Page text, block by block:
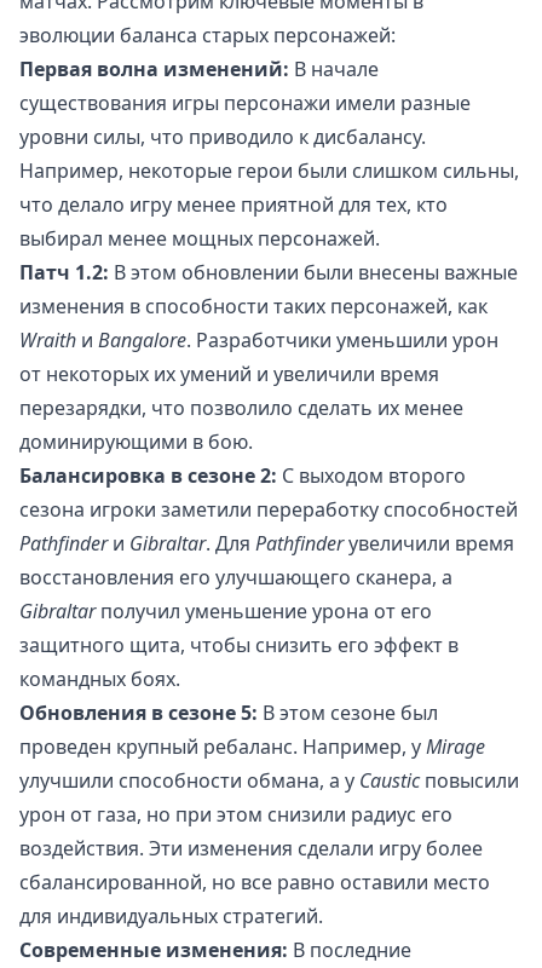
эволюции баланса старых персонажей:
Первая волна изменений: В начале
существования игры персонажи имели разные
уровни силы, что приводило к дисбалансу.
Например, некоторые герои были слишком сильны,
что делало игру менее приятной для тех, кто
выбирал менее мощных персонажей.
Патч 1.2: В этом обновлении были внесены важные
изменения в способности таких персонажей, как
Wraith и Bangalore. Разработчики уменьшили урон
от некоторых их умений и увеличили время
перезарядки, что позволило сделать их менее
доминирующими в бою.
Балансировка в сезоне 2: С выходом второго
сезона игроки заметили переработку способностей
Pathfinderи Gibraltar. Для Pathfinderувеличили время
восстановления его улучшающего сканера, а
Gibraltarполучил уменьшение урона от его
защитного щита, чтобы снизить его эффект в
командных боях.
Обновления в сезоне 5: В этом сезоне был
проведен крупный ребаланс. Например, уMirage
улучшили способности обмана, а у Causticповысили
урон от газа, но при этом снизили радиус его
воздействия. Эти изменения сделали игру более
сбалансированной, но все равно оставили место
для индивидуальных стратегий.
Современные изменения: В последние